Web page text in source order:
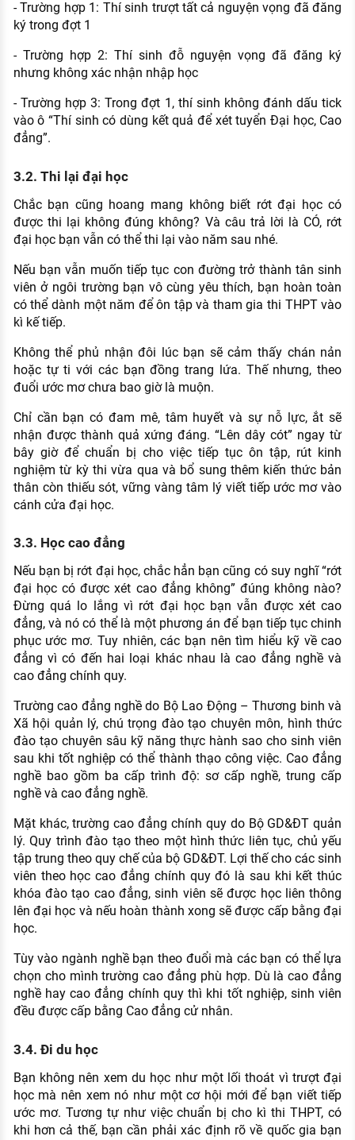
- Trường hợp 1: Thí sinh trượt tất cả nguyện vọng đã đăng
ký trong đợt 1
- Trường hợp 2: Thí sinh đỗ nguyện vọng đã đăng ký
nhưng không xác nhận nhập học
- Trường hợp 3: Trong đợt 1, thí sinh không đánh dấu tick
vào ô “Thí sinh có dùng kết quả để xét tuyển Đại học, Cao
đẳng”.
3.2. Thi lại đại học
Chắc bạn cũng hoang mang không biết rớt đại học có
được thi lại không đúng không? Và câu trả lời là CÓ, rớt
đại học bạn vẫn có thể thi lại vào năm sau nhé.
Nếu bạn vẫn muốn tiếp tục con đường trở thành tân sinh
viên ở ngôi trường bạn vô cùng yêu thích, bạn hoàn toàn
có thể dành một năm để ôn tập và tham gia thi THPT vào
kì kế tiếp.
Không thể phủ nhận đôi lúc bạn sẽ cảm thấy chán nản
hoặc tự ti với các bạn đồng trang lứa. Thế nhưng, theo
đuổi ước mơ chưa bao giờ là muộn.
Chỉ cần bạn có đam mê, tâm huyết và sự nỗ lực, ắt sẽ
nhận được thành quả xứng đáng. “Lên dây cót” ngay từ
bây giờ để chuẩn bị cho việc tiếp tục ôn tập, rút kinh
nghiệm từ kỳ thi vừa qua và bổ sung thêm kiến thức bản
thân còn thiếu sót, vững vàng tâm lý viết tiếp ước mơ vào
cánh cửa đại học.
3.3. Học cao đẳng
Nếu bạn bị rớt đại học, chắc hẳn bạn cũng có suy nghĩ “rớt
đại học có được xét cao đẳng không” đúng không nào?
Đừng quá lo lắng vì rớt đại học bạn vẫn được xét cao
đẳng, và nó có thể là một phương án để bạn tiếp tục chinh
phục ước mơ. Tuy nhiên, các bạn nên tìm hiểu kỹ về cao
đẳng vì có đến hai loại khác nhau là cao đẳng nghề và
cao đẳng chính quy.
Trường cao đẳng nghề do Bộ Lao Động – Thương binh và
Xã hội quản lý, chú trọng đào tạo chuyên môn, hình thức
đào tạo chuyên sâu kỹ năng thực hành sao cho sinh viên
sau khi tốt nghiệp có thể thành thạo công việc. Cao đẳng
nghề bao gồm ba cấp trình độ: sơ cấp nghề, trung cấp
nghề và cao đẳng nghề.
Mặt khác, trường cao đẳng chính quy do Bộ GD&ĐT quản
lý. Quy trình đào tạo theo một hình thức liên tục, chủ yếu
tập trung theo quy chế của bộ GD&ĐT. Lợi thế cho các sinh
viên theo học cao đẳng chính quy đó là sau khi kết thúc
khóa đào tạo cao đẳng, sinh viên sẽ được học liên thông
lên đại học và nếu hoàn thành xong sẽ được cấp bằng đại
học.
Tùy vào ngành nghề bạn theo đuổi mà các bạn có thể lựa
chọn cho mình trường cao đẳng phù hợp. Dù là cao đẳng
nghề hay cao đẳng chính quy thì khi tốt nghiệp, sinh viên
đều được cấp bằng Cao đẳng cử nhân.
3.4. Đi du học
Bạn không nên xem du học như một lối thoát vì trượt đại
học mà nên xem nó như một cơ hội mới để bạn viết tiếp
ước mơ. Tương tự như việc chuẩn bị cho kì thi THPT, có
khi hơn cả thế, bạn cần phải xác định rõ về quốc gia bạn